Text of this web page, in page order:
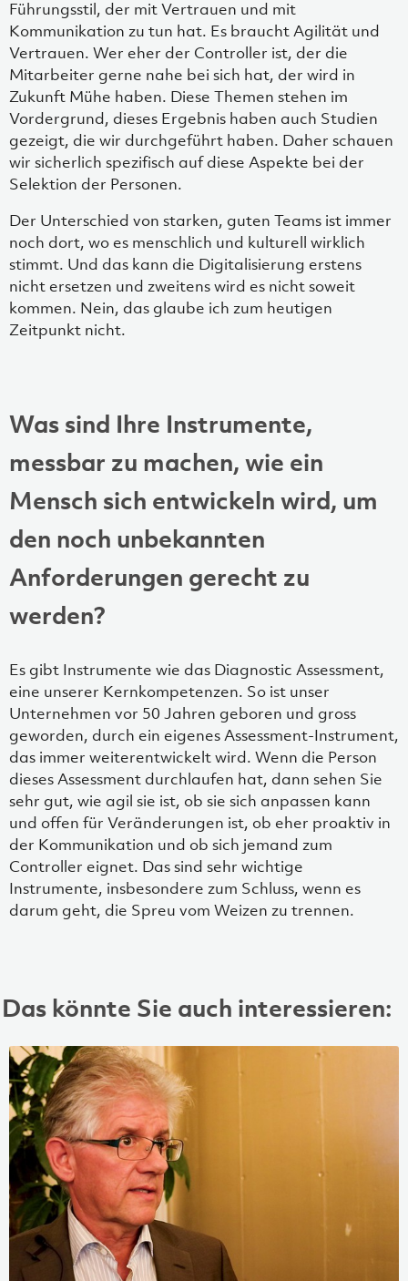
Führungsstil, der mit Vertrauen und mit
Kommunikation zu tun hat. Es braucht Agilität und
Vertrauen. Wer eher der Controller ist, der die
Mitarbeiter gerne nahe bei sich hat, der wird in
Zukunft Mühe haben. Diese Themen stehen im
Vordergrund, dieses Ergebnis haben auch Studien
gezeigt, die wir durchgeführt haben. Daher schauen
wir sicherlich spezifisch auf diese Aspekte bei der
Selektion der Personen.
Der Unterschied von starken, guten Teams ist immer
noch dort, wo es menschlich und kulturell wirklich
stimmt. Und das kann die Digitalisierung erstens
nicht ersetzen und zweitens wird es nicht soweit
kommen. Nein, das glaube ich zum heutigen
Zeitpunkt nicht.
Was sind Ihre Instrumente,
messbar zu machen, wie ein
Mensch sich entwickeln wird, um
den noch unbekannten
Anforderungen gerecht zu
werden?
Es gibt Instrumente wie das Diagnostic Assessment,
eine unserer Kernkompetenzen. So ist unser
Unternehmen vor 50 Jahren geboren und gross
geworden, durch ein eigenes Assessment-Instrument,
das immer weiterentwickelt wird. Wenn die Person
dieses Assessment durchlaufen hat, dann sehen Sie
sehr gut, wie agil sie ist, ob sie sich anpassen kann
und offen für Veränderungen ist, ob eher proaktiv in
der Kommunikation und ob sich jemand zum
Controller eignet. Das sind sehr wichtige
Instrumente, insbesondere zum Schluss, wenn es
darum geht, die Spreu vom Weizen zu trennen.
Das könnte Sie auch interessieren: